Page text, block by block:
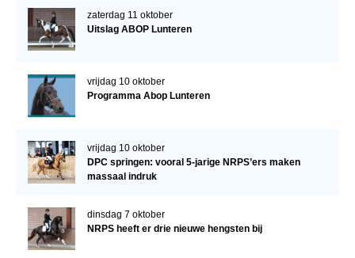
zaterdag 11 oktober
Uitslag ABOP Lunteren
vrijdag 10 oktober
Programma Abop Lunteren
vrijdag 10 oktober
DPC springen: vooral 5-jarige NRPS’ers maken
massaal indruk
dinsdag 7 oktober
NRPS heeft er drie nieuwe hengsten bij